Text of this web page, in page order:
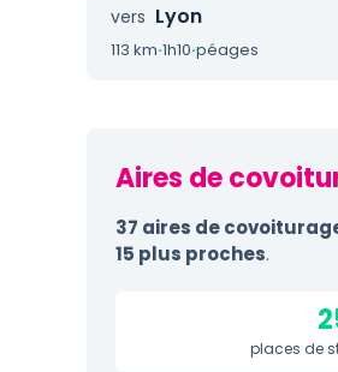
vers Lyon
113 km·1h10·péages
Aires de
37 aires de
15 plus proches.
places de